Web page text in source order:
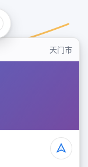
天门市